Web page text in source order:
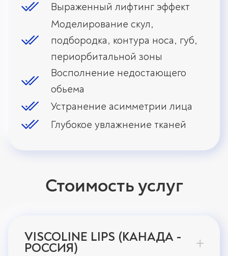
Выраженный лифтинг эффект
Моделирование скул,
подбородка, контура носа, губ,
периорбитальной зоны
Восполнение недостающего
обьема
Устранение асимметрии лица
Глубокое увлажнение тканей
Стоимость услуг
VISCOLINE LIPS (КАНАДА -
РОССИЯ)